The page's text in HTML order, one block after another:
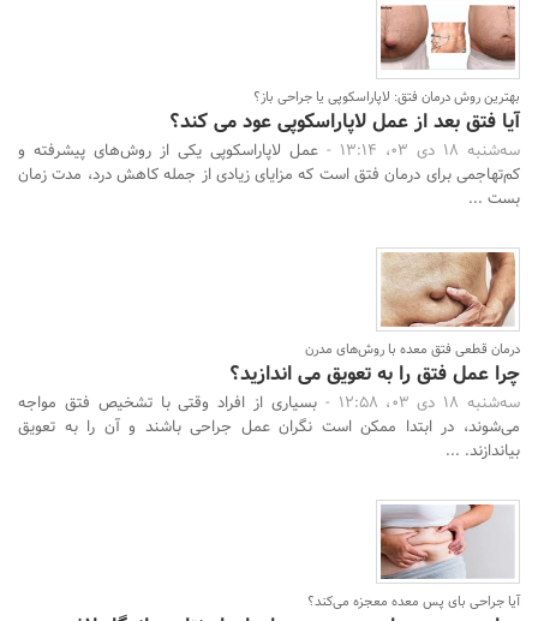
بهترین روش درمان فتق: لاپاراسکوپی یا جراحی باز؟
آیا فتق بعد از عمل لاپاراسکوپی عود می‌ کند؟
سه‌شنبه 18 دی 03، 13:14 -
عمل لاپاراسکوپی یکی از روش‌های پیشرفته و
کم‌تهاجمی برای درمان فتق است که مزایای زیادی از جمله کاهش درد، مدت زمان
بست ...
درمان قطعی فتق معده با روش‌های مدرن
چرا عمل فتق را به تعویق می‌ اندازید؟
سه‌شنبه 18 دی 03، 12:58 -
بسیاری از افراد وقتی با تشخیص فتق مواجه
می‌شوند، در ابتدا ممکن است نگران عمل جراحی باشند و آن را به تعویق
بیاندازند. ...
آیا جراحی بای پس معده معجزه می‌کند؟